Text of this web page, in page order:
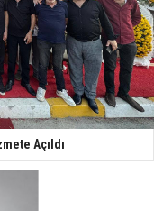
Açıldı